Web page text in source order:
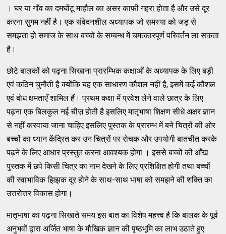
। घर या गाँव का दमघोंटू माहौल का असर काफी गहरा होता है और उसे दूर
करना सुगम नहीं है। एक संवेदनशील अध्यापक जो समस्या को जड़ से
समझता हो समाज के साथ बच्चों के सम्बन्ध में चमत्कारपूर्ण परिवर्तन ला सकता
है।
छोटे बालकों को पढ़ना सिखाना प्रारम्भिक कक्षाओं के अध्यापक के लिए बड़ी
एवं कठिन चुनौती है क्योंकि यह एक साधारण कौशल नहीं है, इसमें कई कौशल
एवं बोध क्षमताएँ शामिल हैं। प्रथम कक्षा में प्रवेश लेने वाले छात्र के लिए
पढ़ना एक बिलकुल नई चीज़ होती है इसलिए मातृभाषा शिक्षण सीधे अक्षर ज्ञान
से नहीं करवाया जाना चाहिए इसलिए पुस्तक के प्रारम्भ में बने चित्रों की ओर
बच्चों का ध्यान केंद्रित कर उन चित्रों पर रोचक और उपयोगी बातचीत करके
पढ़ने के लिए आधार प्रस्तुत करना आवश्यक होगा । इससे बच्चों की आँख
पुस्तक में छपे किसी चित्र का नाम देखने के लिए प्रशिक्षित होगी तथा बच्चों
की स्वाभाविक झिझक दूर होने के साथ-साथ भाषा को समझने की शक्ति का
उत्तरोत्तर विकास होगा।
मातृभाषा का पढ़ना सिखाते समय इस बात का विशेष महत्त्व है कि बालक के पूर्व
अनुभवों द्वारा अर्जित भाषा के मौखिक ज्ञान की पृष्ठभूमि का लाभ उठाते हुए